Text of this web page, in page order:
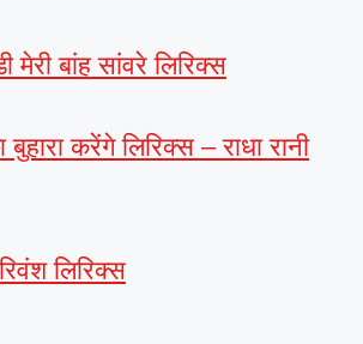
बांह सांवरे लिरिक्स
करेंगे लिरिक्स – राधा रानी
लिरिक्स